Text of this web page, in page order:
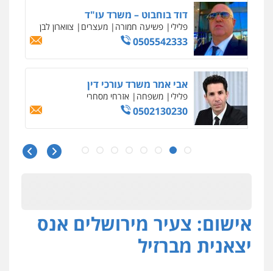
דוד בוחבוט – משרד עו"ד
פלילי פשיעה חמורה מעצרים צווארון לבן
0505542333
אבי אמר משרד עורכי דין
פלילי משפחה אזרחי מסחרי
0502130230
עו"ד בן ממן
סייבר
חליל ביאדי – משרד עורכי דין
פלילי דיני תעבורה מעצרים וחקירות
פשיעה חמורה
0509636895
אישום: צעיר מירושלים אנס
יצאנית מברזיל